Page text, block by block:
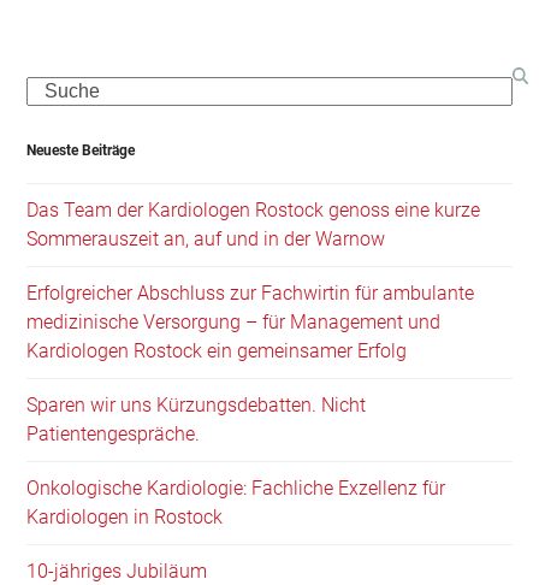
Search
Neueste Beiträge
Das Team der Kardiologen Rostock genoss eine kurze
Sommerauszeit an, auf und in der Warnow
Erfolgreicher Abschluss zur Fachwirtin für ambulante
medizinische Versorgung – für Management und
Kardiologen Rostock ein gemeinsamer Erfolg
Sparen wir uns Kürzungsdebatten. Nicht
Patientengespräche.
Onkologische Kardiologie: Fachliche Exzellenz für
Kardiologen in Rostock
10-jähriges Jubiläum